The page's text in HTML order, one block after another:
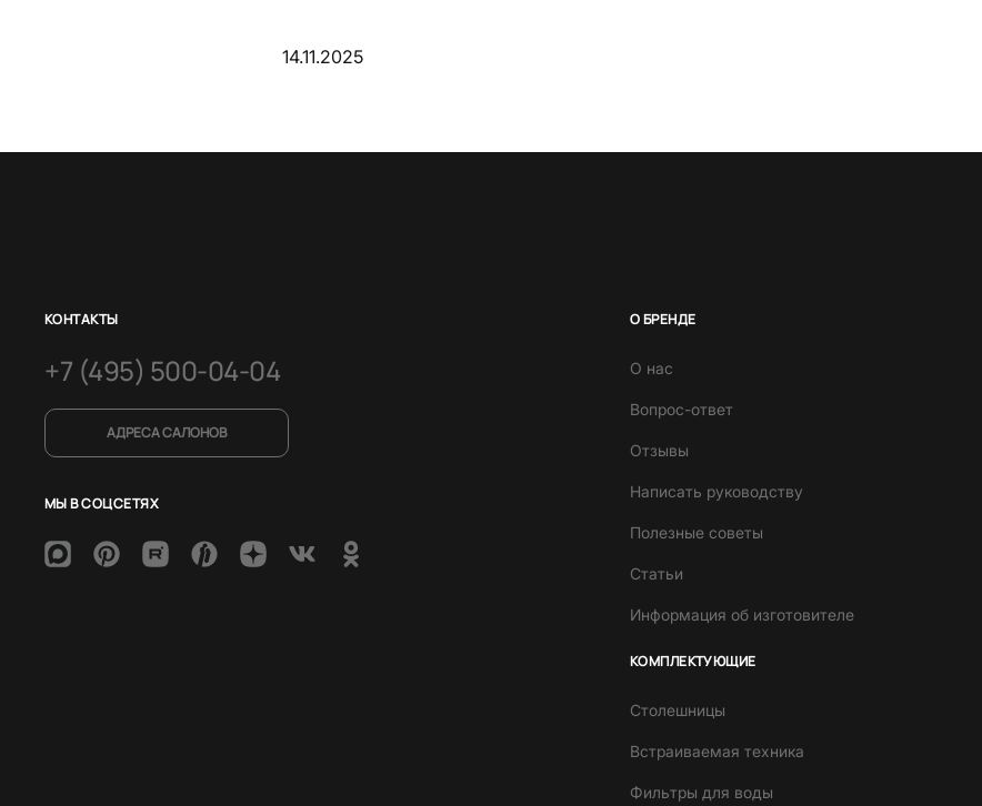
14.11.2025
КОНТАКТЫ
+7 (495) 500-04-04
АДРЕСА САЛОНОВ
МЫ В СОЦСЕТЯХ
О БРЕНДЕ
О нас
Вопрос-ответ
Отзывы
Написать руководству
Полезные советы
Статьи
Информация об изготовителе
КОМПЛЕКТУЮЩИЕ
Столешницы
Встраиваемая техника
Фильтры для воды